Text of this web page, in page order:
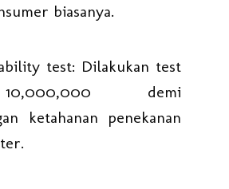
biasanya.
test: Dilakukan test
demi
ketahanan penekanan